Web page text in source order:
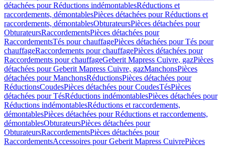
détachées pour Réductions indémontablesRéductions et
raccordements, démontablesPièces détachées pour Réductions et
raccordements, démontablesObturateursPièces détachées pour
ObturateursRaccordementsPièces détachées pour
RaccordementsTés pour chauffagePièces détachées pour Tés pour
chauffageRaccordements pour chauffagePièces détachées pour
Raccordements pour chauffageGeberit Mapress Cuivre, gazPièces
détachées pour Geberit Mapress Cuivre, gazManchonsPièces
détachées pour ManchonsRéductionsPièces détachées pour
RéductionsCoudesPièces détachées pour CoudesTésPièces
détachées pour TésRéductions indémontablesPièces détachées pour
Réductions indémontablesRéductions et raccordements,
démontablesPièces détachées pour Réductions et raccordements,
démontablesObturateursPièces détachées pour
ObturateursRaccordementsPièces détachées pour
RaccordementsAccessoires pour Geberit Mapress CuivrePièces